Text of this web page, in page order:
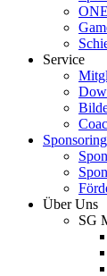
Service
Sponsoring
Über Uns
SG